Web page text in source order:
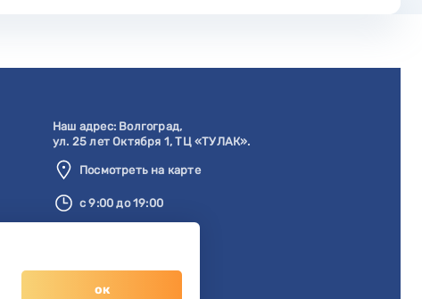
Наш адрес: Волгоград,
ул. 25 лет Октября 1, ТЦ «ТУЛАК».
Посмотреть на карте
с 9:00 до 19:00
zakaz@svetberi34.ru
ок